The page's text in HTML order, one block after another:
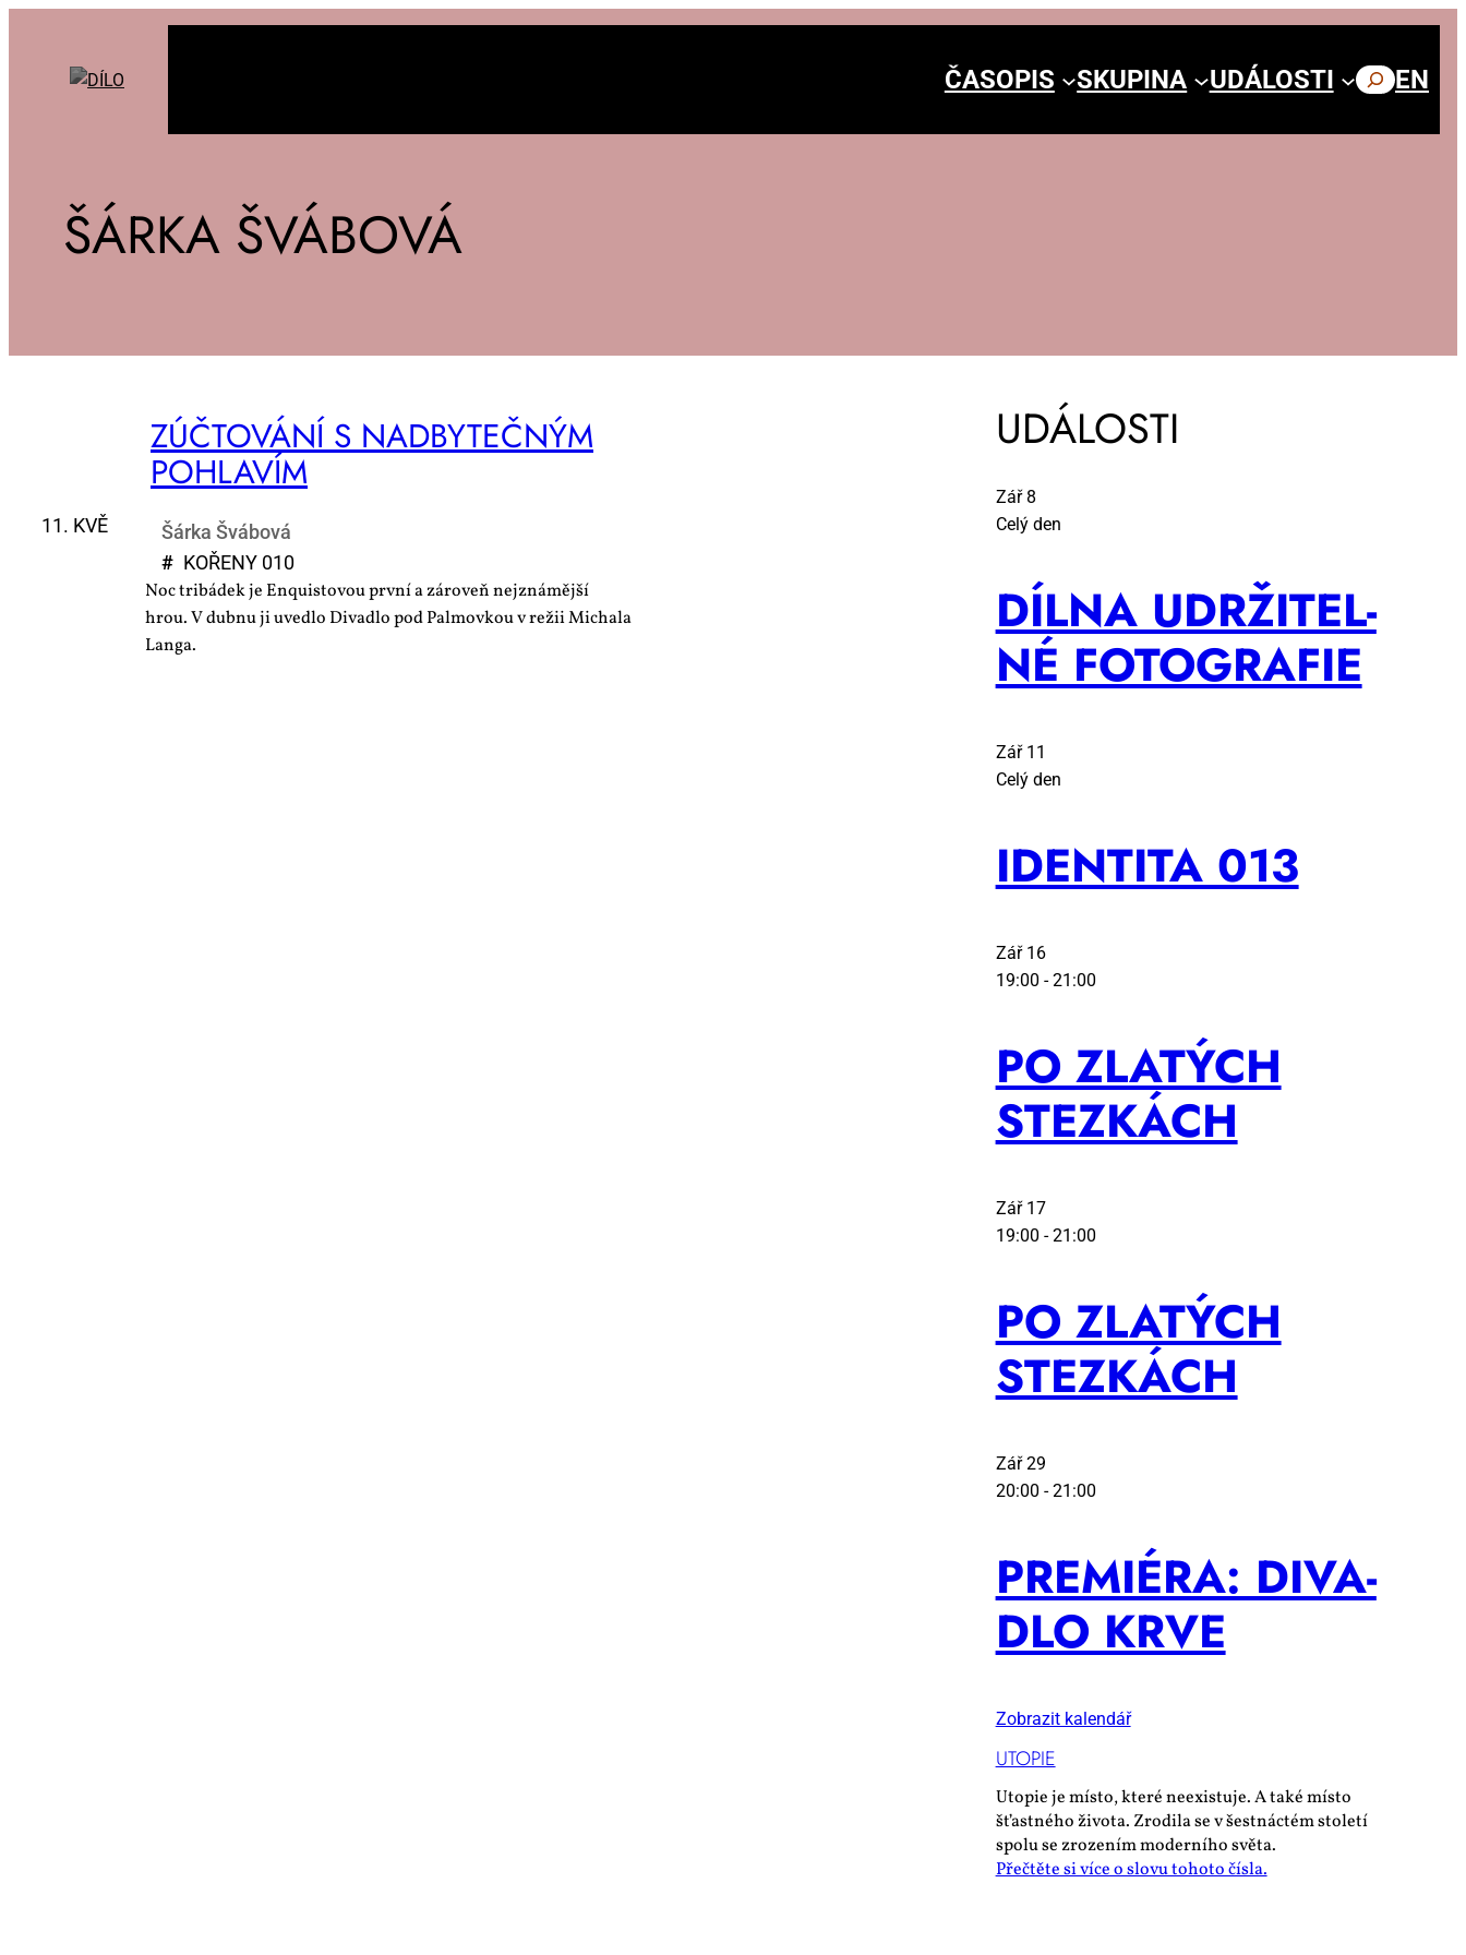
ČASOPIS SKUPINA UDÁLOSTI HLEDAT
EN
ŠÁRKA ŠVÁBOVÁ
11. KVĚ
ZÚ­ČTO­VÁ­NÍ S NAD­BY­TEČ­NÝM
PO­HLA­VÍM
Šárka Švábová
# KO­ŘE­NY 010
Noc tribádek je Enquistovou první a zároveň nejznámější
hrou. V dubnu ji uvedlo Divadlo pod Palmovkou v režii Michala
Langa.
UDÁLOSTI
Zář 8
Celý den
DÍL­NA UDR­ŽI­TEL­
NÉ FO­TO­GRA­FIE
Zář 11
Celý den
IDEN­TI­TA 013
Zář 16
19:00 -21:00
PO ZLA­TÝCH
STEZ­KÁCH
Zář 17
19:00 -21:00
PO ZLA­TÝCH
STEZ­KÁCH
Zář29
20:00 -21:00
PRE­MI­É­RA: DI­VA­
DLO KR­VE
Zobrazit kalendář
UTO­PIE
Utopie je místo, které neexistuje. A také místo
šťastného života. Zrodila se v šestnáctém století
spolu se zrozením moderního světa.
Přečtěte si více o slovu tohoto čísla.